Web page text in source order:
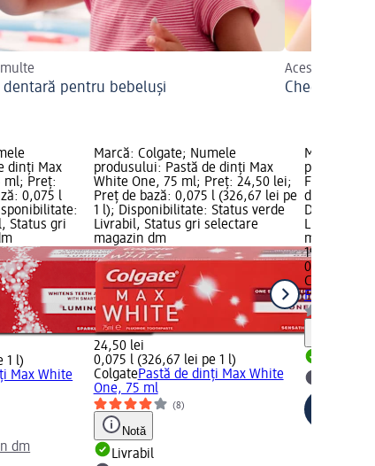
dentară pentru bebeluși
Aceste
Checklist
dinți Max
ml; Preț:
0,075 l
Status gri
1 l)
Max White
dm
Marcă: Colgate; Numele
produsului: Pastă de dinți Max
White One, 75 ml; Preț: 24,50 lei;
Preț de bază: 0,075 l (326,67 lei pe
1 l); Disponibilitate: Status verde
Livrabil, Status gri selectare
magazin dm
24,50 lei
0,075 l (326,67 lei pe 1 l)
ColgatePastă de dinți Max White
One, 75 ml
(8)
Notă
Livrabil
Marcă:
produsului:
Fluor, 100
de bază:
Livrabil,
magazin
19,80 lei
0,1 l
Colgate
Fluor, 100